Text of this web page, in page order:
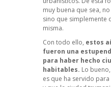
muy buena que sea,
sino que simplemente
misma.
Con todo ello, estos
fueron una
para haber hecho
habitables. Lo
es que ha servido